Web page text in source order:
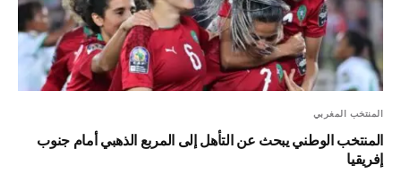
المنتخب المغربي
المنتخب الوطني يبحث عن التأهل إلى المربع الذهبي أمام جنوب
إفريقيا